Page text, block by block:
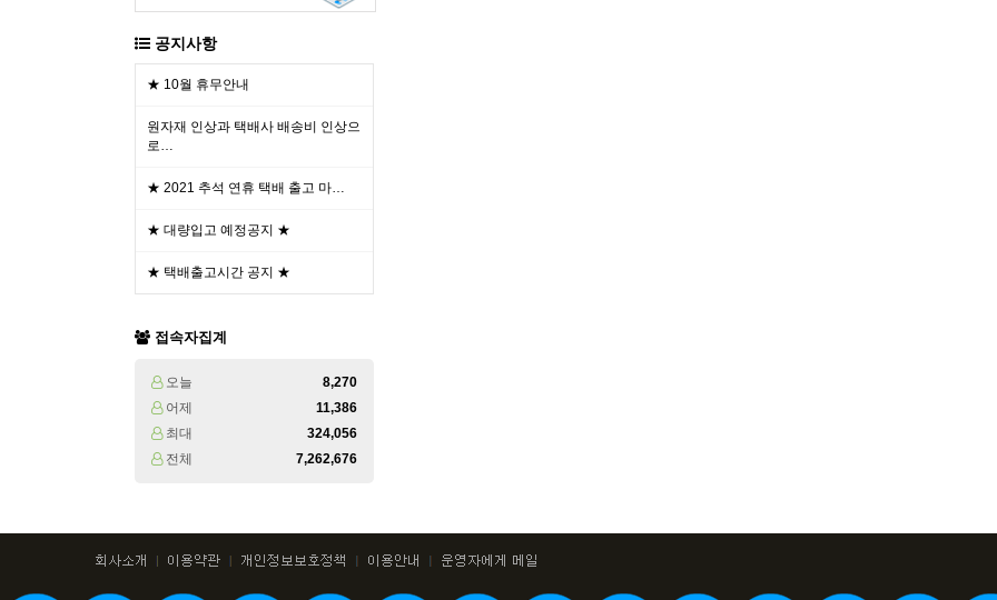
공지사항
★ 10월 휴무안내
원자재 인상과 택배사 배송비 인상으
로…
★ 2021 추석 연휴 택배 출고 마…
★ 대량입고 예정공지 ★
★ 택배출고시간 공지 ★
접속자집계
오늘
8,270
어제
11,386
최대
324,056
전체
7,262,676